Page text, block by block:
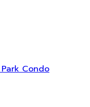
Condo